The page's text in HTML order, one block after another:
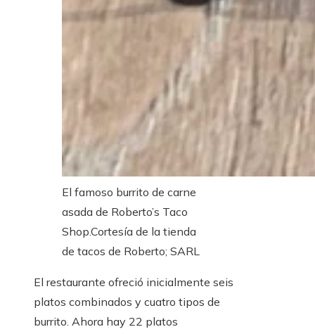
El famoso burrito de carne
asada de Roberto’s Taco
Shop.Cortesía de la tienda
de tacos de Roberto; SARL
El restaurante ofreció inicialmente seis
platos combinados y cuatro tipos de
burrito. Ahora hay 22 platos